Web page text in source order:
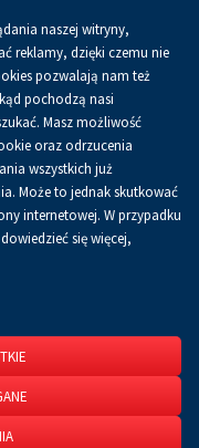
złKoszykPL
naszej witryny,
reklamy, dzięki czemu nie
pozwalają nam też
pochodzą nasi
Masz możliwość
oraz odrzucenia
wszystkich już
Może to jednak skutkować
internetowej. W przypadku
się więcej,